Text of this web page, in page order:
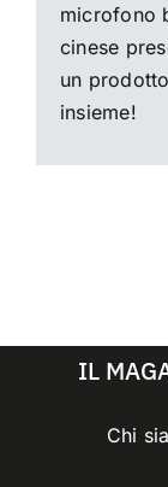
microfono
cinese
un
insieme!
IL
Chi